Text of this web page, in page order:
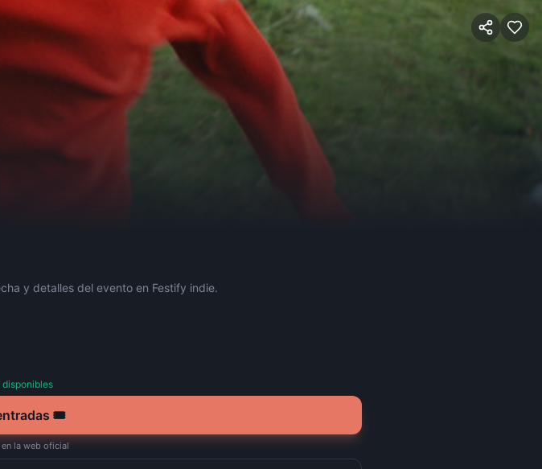
y detalles del evento en Festify indie.
disponibles
🎟️
la web oficial